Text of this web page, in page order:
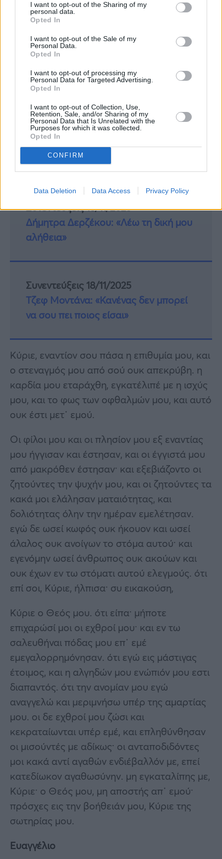
I want to opt-out of the Sharing of my
personal data.
Opted In
I want to opt-out of the Sale of my
Personal Data.
Opted In
I want to opt-out of processing my
Personal Data for Targeted Advertising.
Opted In
I want to opt-out of Collection, Use,
Retention, Sale, and/or Sharing of my
Personal Data that Is Unrelated with the
Purposes for which it was collected.
Opted In
CONFIRM
Data Deletion Data Access Privacy Policy
των αμαρτιών μου. ότι αι ανομίαι
μου υπερήραν την κεφαλήν μου, ωσεί
φορτίον βαρύ εβαρύνθησαν επ᾿ εμέ.
προσώζεσαν και εσάπησαν οι μώλωπές μου
από προσώπου της αφροσύνης μου·
εταλαιπώρησα και κατεκάμφθην έως τέλους,
όλην την ημέραν σκυθρωπάζων επορευόμην.
ότι αι ψόαι μου επλήσθησαν εμπαιγμάτων,
και ουκ έστιν ίασις εν τη σαρκί μου·
εκακώθην και εταπεινώθην έως σφόδρα,
ωρυόμην από στεναγμού της καρδίας μου.
Συνεντεύξεις 18/11/2025
Δήμητρα Δερζέκου: «Λέω τη δική μου
αλήθεια»
Συνεντεύξεις 18/11/2025
Τζεφ Μοντάνα: «Κανένας δεν μπορεί
να σου πει ποιος είσαι»
Κύριε, εναντίον σου πάσα η επιθυμία μου, και
ο στεναγμός μου από σού ουκ απεκρύβη. η
καρδία μου εταράχθη, εγκατέλιπέ με η ισχύς
μου, και το φως των οφθαλμών μου, και αυτό
ουκ έστι μετ᾿ εμού.
Οι φίλοι μου και οι πλησίον μου εξ εναντίας
μου ήγγισαν και έστησαν, και οι έγγιστά μου
από μακρόθεν έστησαν· και εξεβιάζοντο οι
ζητούντες την ψυχήν μου, και οι ζητούντες τα
κακά μοι ελάλησαν ματαιότητας, και
δολιότητας όλην την ημέραν εμελέτησαν.
εγώ δε ωσεί κωφός ουκ ήκουον και ωσεί
άλαλος ουκ ανοίγων το στόμα αυτού· και
εγενόμην ωσεί άνθρωπος ουκ ακούων και
ουκ έχων εν τω στόματι αυτού ελεγμούς. ότι
επί σοι, Κύριε, ήλπισα· συ εικακούση,
Κύριε ο Θεός μου. ότι είπα· μήποτε
επιχαρώσί μοι οι εχθροί μου· και εν τω
σαλευθήναι πόδας μου επ᾿ εμέ
εμεγαλορρημόνησαν. ότι εγώ εις μάστιγας
έτοιμος, και η αλγηδών μου ενώπιόν μου εστι
διαπαντός. ότι την ανομίαν μου εγώ
αναγγελώ και μεριμνήσω υπέρ της αμαρτίας
μου. οι δε εχθροί μου ζώσι και
κεκραταίωνται υπέρ εμέ, και επληθύνθησαν
οι μισούντές με αδίκως· οι ανταποδιδόντες
μοι κακά αντί αγαθών ενδιέβαλλόν με, επεί
κατεδίωκον αγαθωσύνην. μη εγκαταλίπης με,
Κύριε· ο Θεός μου, μη αποστής απ᾿ εμού·
πρόσχες εις την βοήθειάν μου, Κύριε της
σωτηρίας μου.
Ευαγγέλιο